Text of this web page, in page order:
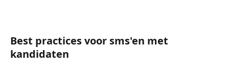
Best practices voor sms'en met
kandidaten